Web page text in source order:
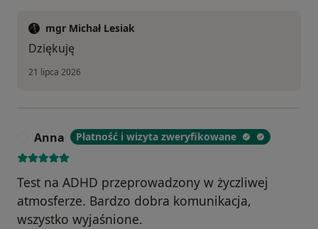
mgr Michał Lesiak
Dziękuję
21 lipca 2026
Anna Płatność i wizyta zweryfikowane
Test na ADHD przeprowadzony w życzliwej
atmosferze. Bardzo dobra komunikacja,
wszystko wyjaśnione.